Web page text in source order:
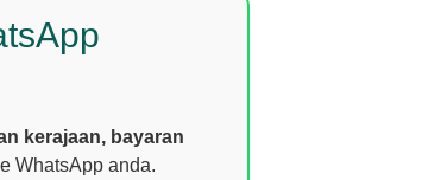
kerajaan, bayaran
WhatsApp anda.